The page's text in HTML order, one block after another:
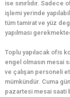
ise sınırlıdır.
işlemi yerinde
tüm tamirat ve yüz
yapılması
Toplu yapılacak ofis
engel olmasın mesai
ve çalışan personeli
mümkündür. Cuma
pazartesi mesai saati